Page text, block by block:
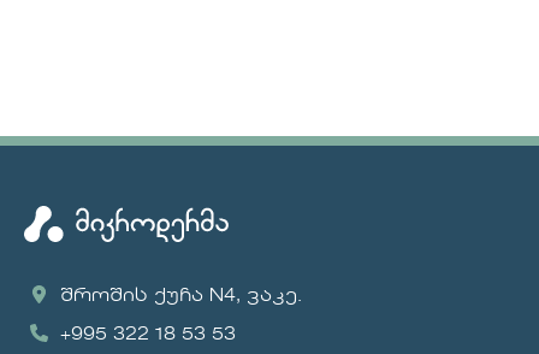
შროშის ქუჩა N4, ვაკე.
+995 322 18 53 53